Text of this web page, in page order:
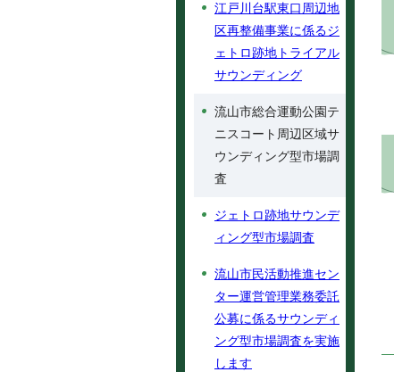
江戸川台駅東口周辺地
区再整備事業に係るジ
ェトロ跡地トライアル
サウンディング
流山市総合運動公園テ
ニスコート周辺区域サ
ウンディング型市場調
査
ジェトロ跡地サウンデ
ィング型市場調査
流山市民活動推進セン
ター運営管理業務委託
公募に係るサウンディ
ング型市場調査を実施
します